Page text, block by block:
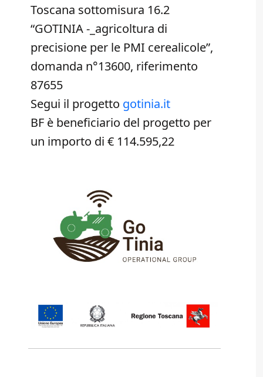
Toscana sottomisura 16.2
“GOTINIA -_agricoltura di
precisione per le PMI cerealicole”,
domanda n°13600, riferimento
87655
Segui il progetto gotinia.it
BF è beneficiario del progetto per
un importo di € 114.595,22